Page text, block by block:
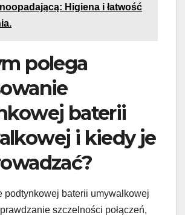
Higiena i łatwość
polega
baterii
i kiedy je
podtynkowej baterii umywalkowej
szczelności połączeń,